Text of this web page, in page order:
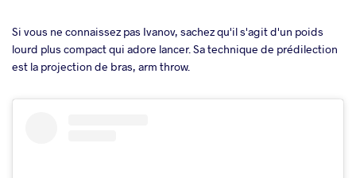
Si vous ne connaissez pas Ivanov, sachez qu'il s'agit d'un poids
lourd plus compact qui adore lancer. Sa technique de prédilection
est la projection de bras, arm throw.